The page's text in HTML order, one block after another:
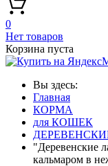
0
Нет товаров
Корзина пуста
Вы здесь:
Главная
КОРМА
для КОШЕК
"Деревенские
кальмаром в